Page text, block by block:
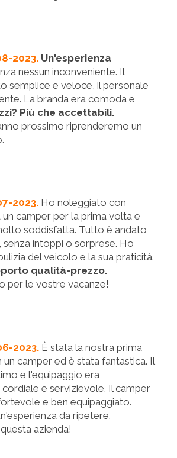
2023. Un'esperienza
nessun inconveniente. Il
semplice e veloce, il personale
La branda era comoda e
Più che accettabili.
prossimo riprenderemo un
2023. Ho noleggiato con
un camper per la prima volta e
soddisfatta. Tutto è andato
intoppi o sorprese. Ho
del veicolo e la sua praticità.
qualità-prezzo.
per le vostre vacanze!
2023. È stata la nostra prima
camper ed è stata fantastica. Il
e l'equipaggio era
e servizievole. Il camper
e ben equipaggiato.
da ripetere.
azienda!